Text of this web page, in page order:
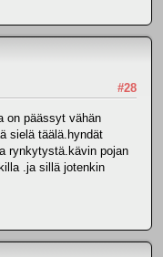
#28
on päässyt vähän
sielä täälä.hyndät
rynkytystä.kävin pojan
.ja sillä jotenkin